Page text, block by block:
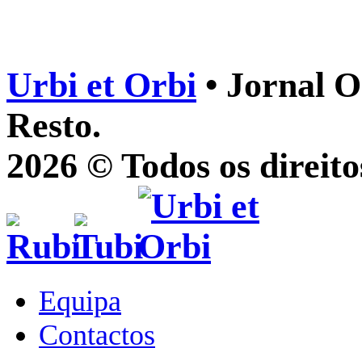
Urbi et Orbi • Jornal
Resto.
2026 © Todos os
Equipa
Contactos